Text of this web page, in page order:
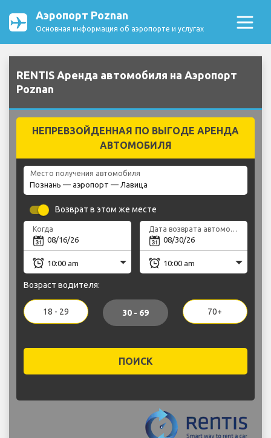
Аэропорт Poznan
Основная информация об аэропорте и услугах
RENTIS Аренда автомобиля на Аэропорт
Poznan
НЕПРЕВЗОЙДЕННАЯ ПО ВЫГОДЕ АРЕНДА
АВТОМОБИЛЯ
Место получения автомобиля
Возврат в этом же месте
Когда Дата возврата автомобиля
Возраст водителя:
18 - 29 30 - 69 70+
ПОИСК